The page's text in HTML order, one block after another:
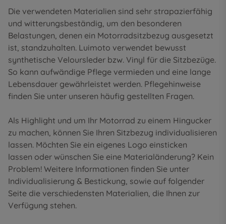
Die verwendeten Materialien sind sehr strapazierfähig
und witterungsbeständig, um den besonderen
Belastungen, denen ein Motorradsitzbezug ausgesetzt
ist, standzuhalten. Luimoto verwendet bewusst
synthetische Veloursleder bzw. Vinyl für die Sitzbezüge.
So kann aufwändige Pflege vermieden und eine lange
Lebensdauer gewährleistet werden. Pflegehinweise
finden Sie unter unseren häufig gestellten Fragen.
Als Highlight und um Ihr Motorrad zu einem Hingucker
zu machen, können Sie Ihren Sitzbezug individualisieren
lassen. Möchten Sie ein eigenes Logo einsticken
lassen oder wünschen Sie eine Materialänderung? Kein
Problem! Weitere Informationen finden Sie unter
Individualisierung & Bestickung, sowie auf folgender
Seite die verschiedensten Materialien, die Ihnen zur
Verfügung stehen.